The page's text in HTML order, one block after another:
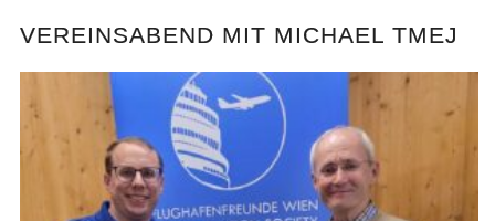
VEREINSABEND MIT MICHAEL TMEJ